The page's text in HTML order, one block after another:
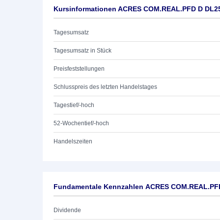
Kursinformationen ACRES COM.REAL.PFD D
Tagesumsatz
Tagesumsatz in Stück
Preisfeststellungen
Schlusspreis des letzten Handelstages
Tagestief/-hoch
52-Wochentief/-hoch
Handelszeiten
Fundamentale Kennzahlen ACRES
Dividende